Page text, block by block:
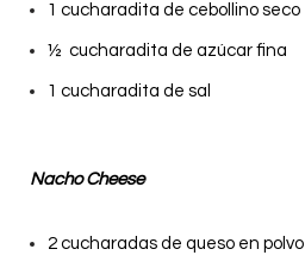
1 cucharadita de cebollino seco
½ cucharadita de azúcar fina
1 cucharadita de sal
Nacho Cheese
2 cucharadas de queso en polvo